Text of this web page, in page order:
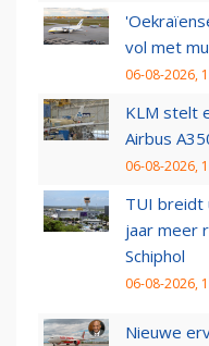
vol met
06-08-2026,
KLM stelt
Airbus
06-08-2026,
TUI breidt
jaar meer
Schiphol
06-08-2026,
Nieuwe